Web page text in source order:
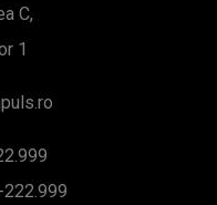
C,
1